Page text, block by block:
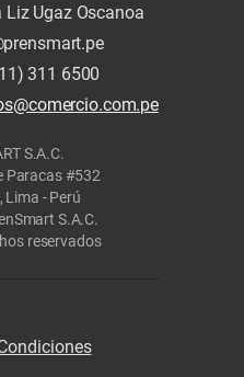
Ugaz Oscanoa
311 6500
S.A.C.
Paracas #532
Lima - Perú
S.A.C.
reservados